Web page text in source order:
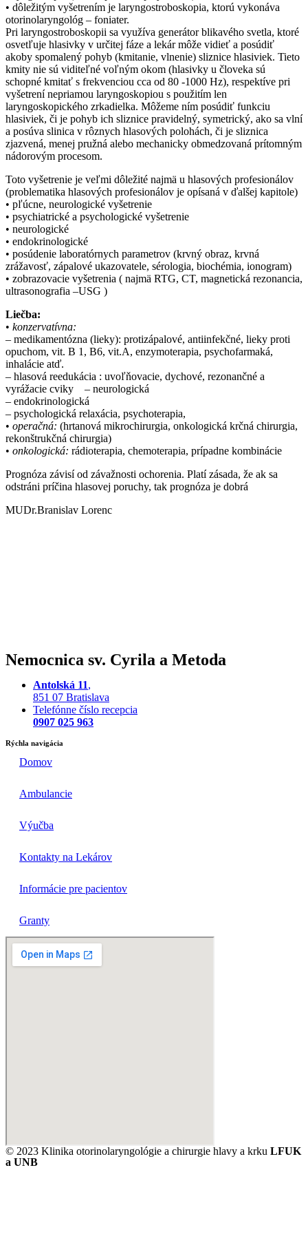
• dôležitým vyšetrením je laryngostroboskopia, ktorú vykonáva
otorinolaryngológ – foniater.
Pri laryngostroboskopii sa využíva generátor blikavého svetla, ktoré
osvetľuje hlasivky v určitej fáze a lekár môže vidieť a posúdiť
akoby spomalený pohyb (kmitanie, vlnenie) sliznice hlasiviek. Tieto
kmity nie sú viditeľné voľným okom (hlasivky u človeka sú
schopné kmitať s frekvenciou cca od 80 -1000 Hz), respektíve pri
vyšetrení nepriamou laryngoskopiou s použitím len
laryngoskopického zrkadielka. Môžeme ním posúdiť funkciu
hlasiviek, či je pohyb ich sliznice pravidelný, symetrický, ako sa vlní
a posúva slinica v rôznych hlasových polohách, či je sliznica
zjazvená, menej pružná alebo mechanicky obmedzovaná prítomným
nádorovým procesom.
Toto vyšetrenie je veľmi dôležité najmä u hlasových profesionálov
(problematika hlasových profesionálov je opísaná v ďalšej kapitole)
• pľúcne, neurologické vyšetrenie
• psychiatrické a psychologické vyšetrenie
• neurologické
• endokrinologické
• posúdenie laboratórnych parametrov (krvný obraz, krvná
zrážavosť, zápalové ukazovatele, sérologia, biochémia, ionogram)
• zobrazovacie vyšetrenia ( najmä RTG, CT, magnetická rezonancia,
ultrasonografia –USG )
Liečba:
• konzervatívna:
– medikamentózna (lieky): protizápalové, antiinfekčné, lieky proti
opuchom, vit. B 1, B6, vit.A, enzymoterapia, psychofarmaká,
inhalácie atď.
– hlasová reedukácia : uvoľňovacie, dychové, rezonančné a
vyrážacie cviky – neurologická
– endokrinologická
– psychologická relaxácia, psychoterapia,
• operačná: (hrtanová mikrochirurgia, onkologická krčná chirurgia,
rekonštrukčná chirurgia)
• onkologická: rádioterapia, chemoterapia, prípadne kombinácie
Prognóza závisí od závažnosti ochorenia. Platí zásada, že ak sa
odstráni príčina hlasovej poruchy, tak prognóza je dobrá
MUDr.Branislav Lorenc
Nemocnica sv. Cyrila a Metoda
Antolská 11,
851 07 Bratislava
Telefónne číslo recepcia
0907 025 963
Rýchla navigácia
Domov
Ambulancie
Výučba
Kontakty na Lekárov
Informácie pre pacientov
Granty
© 2023 Klinika otorinolaryngológie a chirurgie hlavy a krku LFUK
a UNB